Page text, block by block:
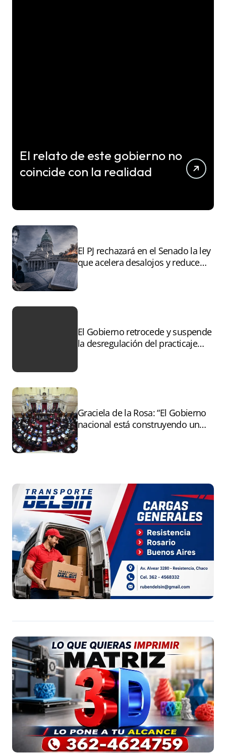
El relato de este gobierno no
coincide con la realidad
El PJ rechazará en el Senado la ley
que acelera desalojos y reduce
El Gobierno retrocede y suspende
la desregulación del practicaje
Graciela de la Rosa: “El Gobierno
nacional está construyendo un